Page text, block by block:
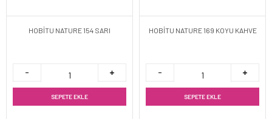
HOBİTU NATURE 154 SARI
SEPETE EKLE
HOBİTU NATURE 169 KOYU KAHVE
SEPETE EKLE